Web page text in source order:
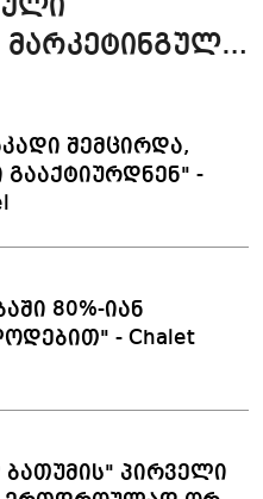
მარკეტინგული
შემცირდა,
გააქტიურდნენ" -
80%-იან
- Chalet
პირველი